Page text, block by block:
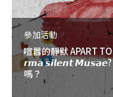
參加活動
喧囂的靜默 APART
𝙧𝙢𝙖 𝙨𝙞𝙡𝙚𝙣𝙩 𝙈𝙪𝙨𝙖𝙚?
嗎？